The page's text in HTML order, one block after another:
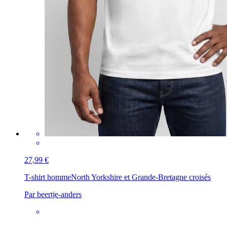
27,99 €
T-shirt hommeNorth Yorkshire et Grande-Bretagne croisés
Par beertje-anders